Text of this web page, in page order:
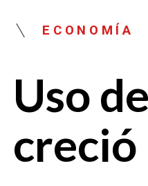
ECONOMÍA
Uso
creció